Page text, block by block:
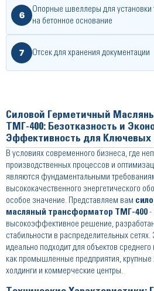
6
Опорные швеллеры для установки
на бетонное основание
7 Отсек для хранения документации
Силовой Герметичный
ТМГ-400: Безотказность и
Эффективность для Ключевых
В условиях современного бизнеса, где
производственных процессов и
являются фундаментальными
высококачественного энергетического
особое значение. Представляем вам
масляный трансформатор ТМГ-400 -
высокоэффективное решение,
стабильности в распределительных сетях.
идеально подходит для объектов
как промышленные предприятия,
холдинги и коммерческие центры.